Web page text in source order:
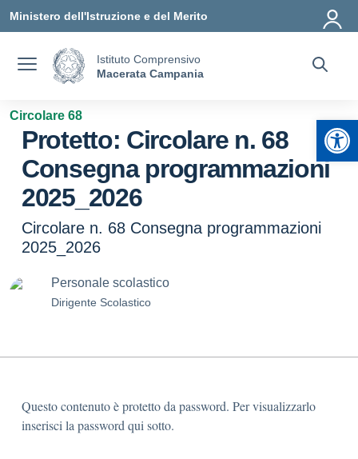
Ministero dell'Istruzione e del Merito
Istituto Comprensivo
Macerata Campania
Circolare 68
Protetto: Circolare n. 68
Consegna programmazioni
2025_2026
Circolare n. 68 Consegna programmazioni
2025_2026
Personale scolastico
Dirigente Scolastico
Questo contenuto è protetto da password. Per visualizzarlo
inserisci la password qui sotto.